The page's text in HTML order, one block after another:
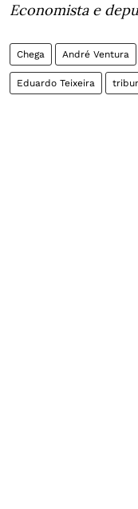
Economista e
Chega André Ventura
Eduardo Teixeira